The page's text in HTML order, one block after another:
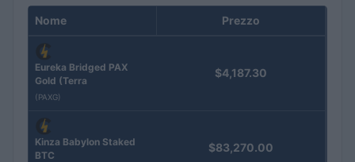
Nome Prezzo
Eureka Bridged PAX
Gold (Terra
(PAXG)
$4,187.30
Kinza Babylon Staked
BTC
$83,270.00